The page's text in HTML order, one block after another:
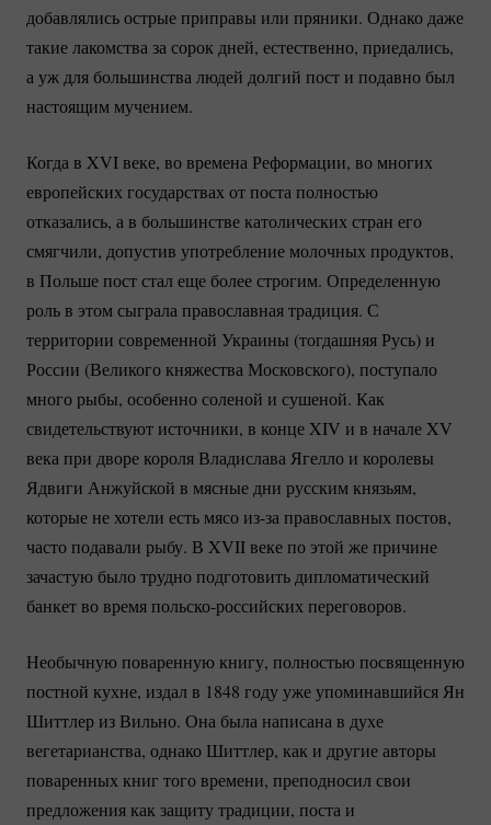
добавлялись острые приправы или пряники. Однако даже
такие лакомства за сорок дней, естественно, приедались,
а уж для большинства людей долгий пост и подавно был
настоящим мучением.
Когда в XVI веке, во времена Реформации, во многих
европейских государствах от поста полностью
отказались, а в большинстве католических стран его
смягчили, допустив употребление молочных продуктов,
в Польше пост стал еще более строгим. Определенную
роль в этом сыграла православная традиция. С
территории современной Украины (тогдашняя Русь) и
России (Великого княжества Московского), поступало
много рыбы, особенно соленой и сушеной. Как
свидетельствуют источники, в конце XIV и в начале XV
века при дворе короля Владислава Ягелло и королевы
Ядвиги Анжуйской в мясные дни русским князьям,
которые не хотели есть мясоиз-за православных постов,
часто подавали рыбу. В XVII веке по этой же причине
зачастую было трудно подготовить дипломатический
банкет во времяпольско-российских переговоров.
Необычную поваренную книгу, полностью посвященную
постной кухне, издал в 1848 году уже упоминавшийся Ян
Шиттлер из Вильно. Она была написана в духе
вегетарианства, однако Шиттлер, как и другие авторы
поваренных книг того времени, преподносил свои
предложения как защиту традиции, поста и